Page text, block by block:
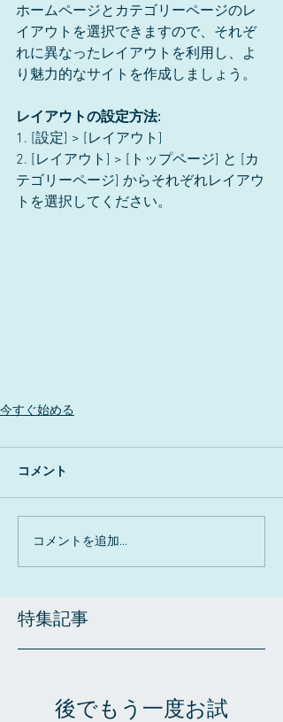
ホームページとカテゴリーページのレ
イアウトを選択できますので、それぞ
れに異なったレイアウトを利用し、よ
り魅力的なサイトを作成しましょう。
レイアウトの設定方法:
1. [設定] > [レイアウト]
2. [レイアウト] > [トップページ] と [カ
テゴリーページ] からそれぞれレイアウ
トを選択してください。
今すぐ始める
コメント
コメントを追加…
特集記事
後でもう一度お試